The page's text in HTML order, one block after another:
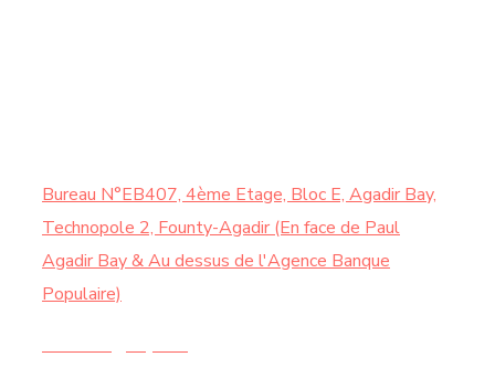
Bureau N°EB407, 4ème Etage, Bloc E, Agadir Bay,
Technopole 2, Founty-Agadir (En face de Paul
Agadir Bay & Au dessus de l'Agence Banque
Populaire)